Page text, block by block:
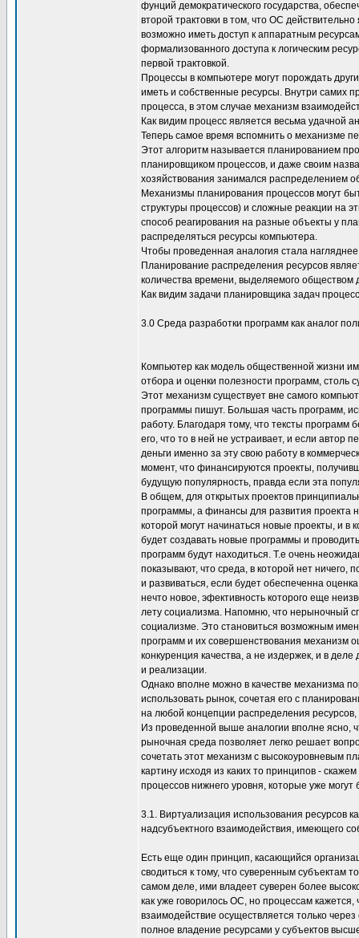
фунций демократического государства,
второй трактовки в том, что ОС
возможно иметь доступ к аппаратным
формализованного доступа к логическим
первой трактовкой.
Процессы в компьютере могут порождать
иметь и собственные ресурсы. Внутри самих
процесса, в этом случае механизм
Как видим процесс является весьма удачной
Теперь самое время вспомнить о механизме
Этот алгоритм называется планированием
планировщиком процессов, и даже своим
хозяйствования занимался распределением
Механизмы планирования процессов могут
структуры процессов) и сложные реакции на
способ реагирования на разные объекты у
распределяться ресурсы компьютера.
Чтобы проведенная аналогия стала
Планирование распределения ресурсов
количества времени, выделяемого обществом
Как видим задачи планировщика задач
3.0 Среда разработки программ как аналог
Компьютер как модель общественной жизни
отбора и оценки полезности программ, столь
Этот механизм существует вне самого
программы пишут. Большая часть программ,
работу. Благодаря тому, что тексты
его, что то в ней не устраивает, и если
деньги именно за эту свою работу в
момент, что финансируются проекты,
будущую популярность, правда если эта
В общем, для открытых проектов
программы, а финансы для развития проекта
которой могут начинаться новые проекты, и в
будет создавать новые программы и
программ будут находиться. Т.е очень
показывают, что среда, в которой нет ничего,
и развиваться, если будет обеспеченна
нечто новое, эфективность которого еще
лету социализма. Напомню, что нерыночный
социализме. Это становиться возможным
программ и их совершенствования механизм
конкуренция качества, а не издержек, и в
и реализации.
Однако вполне можно в качестве механизма
использовать рынок, сочетая его с
на любой концепции распределения
Из проведенной выше аналогии вполне ясно,
рыночная среда позволяет легко решает
сочетать этот механизм с высокоуровневым
картину исходя из каких то принципов -
процессов нижнего уровня, которые уже
3.1. Виртуализация использования ресурсов
надсубъектного взаимодействия, имеющего
Есть еще один принцип, касающийся
сводиться к тому, что суверенным субъектам
самом деле, ими владеет суверен более
как уже говорилось ОС, но процессам
взаимодействие осуществляется только
полное владение ресурсами у субъектов